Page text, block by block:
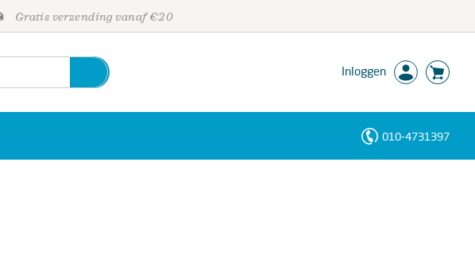
Gratis verzending vanaf €20
Inloggen
010-4731397
Personen